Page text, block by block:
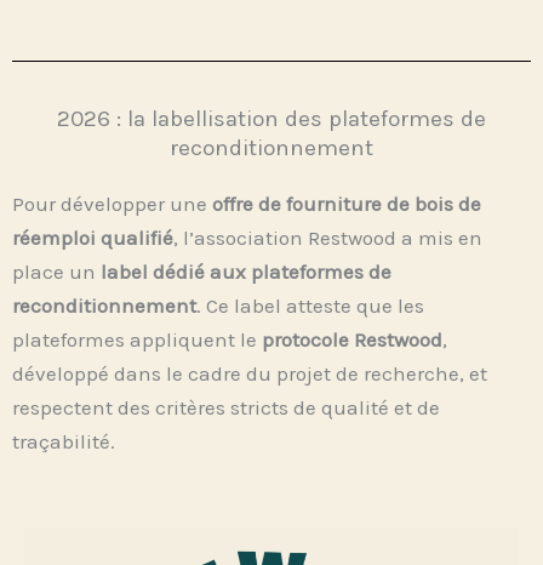
2026 : la labellisation des plateformes de
reconditionnement
Pour développer une offre de fourniture de bois de
réemploi qualifié, l’association Restwood a mis en
place un label dédié aux plateformes de
reconditionnement. Ce label atteste que les
plateformes appliquent le protocole Restwood,
développé dans le cadre du projet de recherche, et
respectent des critères stricts de qualité et de
traçabilité.